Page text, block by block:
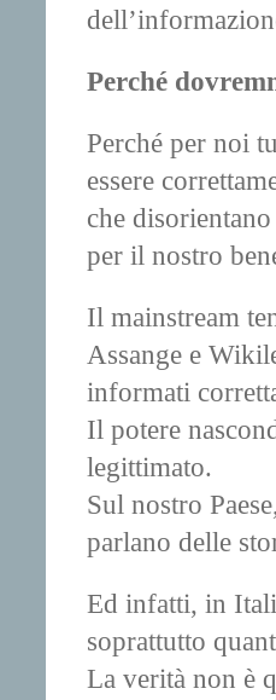
Perché
Perché per noi
essere
che
per il nostro
Il mainstream
Assange e
informati
Il potere
legittimato.
Sul nostro
parlano delle
Ed infatti, in
soprattutto
La verità non è